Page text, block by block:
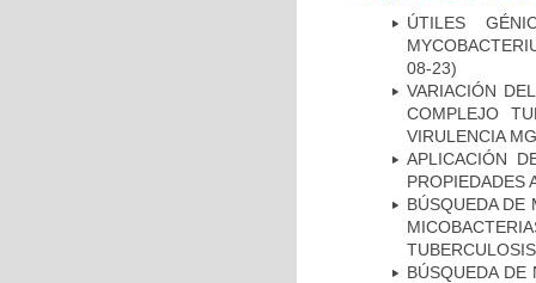
ÚTILES
08-23)
VARIACIÓN
COMPLEJO
VIRULENCIA
APLICACIÓN
PROPIEDADES
BÚSQUEDA DE
BÚSQUEDA DE